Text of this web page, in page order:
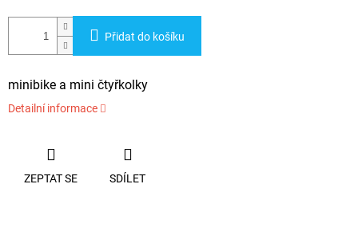
Přidat do košíku
minibike a mini čtyřkolky
Detailní informace
ZEPTAT SE SDÍLET